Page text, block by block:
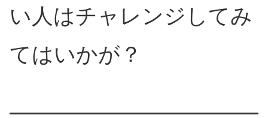
い人はチャレンジしてみ
てはいかが？